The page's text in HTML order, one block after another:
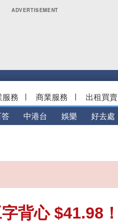
服務 | 商業服務 | 出租買賣
中港台 娛樂 好去處
背心 $41.98！